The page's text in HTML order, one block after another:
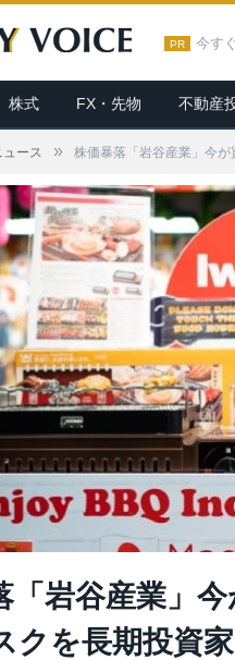
PR 今す
株式 FX・先物 不動産
ュース » 株価暴落「岩谷産業」今
「岩谷産業」
クを長期投資